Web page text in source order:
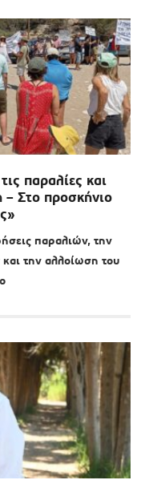
παραλίες και
– Στο προσκήνιο
παραλιών, την
την αλλοίωση του